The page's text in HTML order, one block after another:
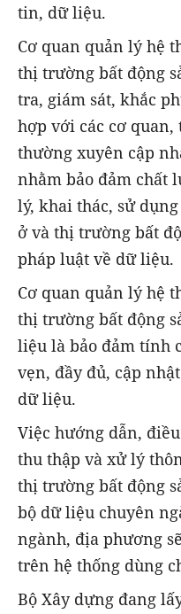
tin, dữ liệu.
Cơ quan quản lý hệ
thị trường bất động
tra, giám sát, khắc
hợp với các cơ
thường xuyên cập
nhằm bảo đảm chất
lý, khai thác, sử
ở và thị trường bất
pháp luật về dữ liệu.
Cơ quan quản lý hệ
thị trường bất động
liệu là bảo đảm tính
vẹn, đầy đủ, cập
dữ liệu.
Việc hướng dẫn,
thu thập và xử lý
thị trường bất động
bộ dữ liệu chuyên
ngành, địa phương
trên hệ thống dùng
Bộ Xây dựng đang